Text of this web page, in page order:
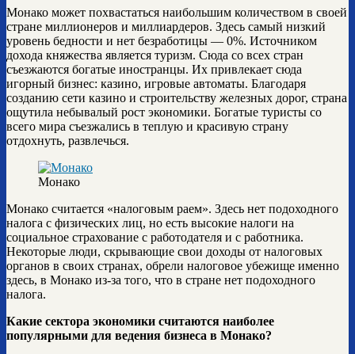
Монако может похвастаться наибольшим количеством в своей
стране миллионеров и миллиардеров. Здесь самый низкий
уровень бедности и нет безработицы — 0%. Источником
дохода княжества является туризм. Сюда со всех стран
съезжаются богатые иностранцы. Их привлекает сюда
игорный бизнес: казино, игровые автоматы. Благодаря
созданию сети казино и строительству железных дорог, страна
ощутила небывалый рост экономики. Богатые туристы со
всего мира съезжались в теплую и красивую страну
отдохнуть, развлечься.
Монако
Монако считается «налоговым раем». Здесь нет подоходного
налога с физических лиц, но есть высокие налоги на
социальное страхование с работодателя и с работника.
Некоторые люди, скрывающие свои доходы от налоговых
органов в своих странах, обрели налоговое убежище именно
здесь, в Монако из-за того, что в стране нет подоходного
налога.
Какие сектора экономики считаются наиболее
популярными для ведения бизнеса в Монако?